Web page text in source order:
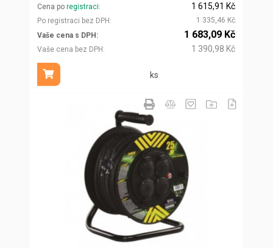
Cena po registraci
Po registraci bez DPH
1 615,91 Kč
1 335,46 Kč
Vaše cena s DPH
Vaše cena bez DPH
1 683,09 Kč
1 390,98 Kč
ks
Přidat do košíku